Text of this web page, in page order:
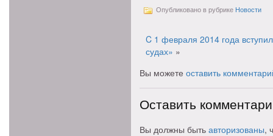
Опубликовано в рубрике Новости
C 1 февраля 2014 года
судах» »
Вы можете оставить
Оставить
Вы должны быть авторизованы,